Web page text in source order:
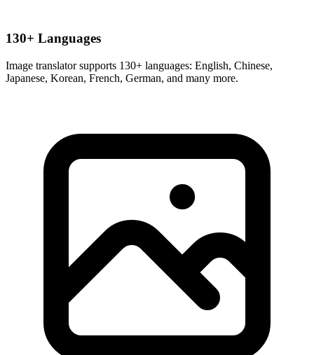
130+ Languages
Image translator supports 130+ languages: English, Chinese,
Japanese, Korean, French, German, and many more.